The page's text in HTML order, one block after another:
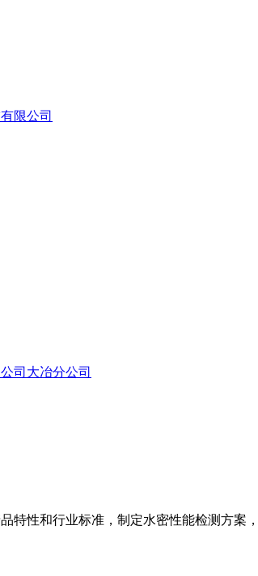
限公司
司大冶分公司
特性和行业标准，制定水密性能检测方案